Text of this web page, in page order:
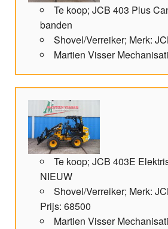
Te koop; JCB 403 Plus
banden
Shovel/Verreiker; Merk:
Martien Visser
Te koop; JCB 403E
NIEUW
Shovel/Verreiker; Merk:
Prijs: 68500
Martien Visser